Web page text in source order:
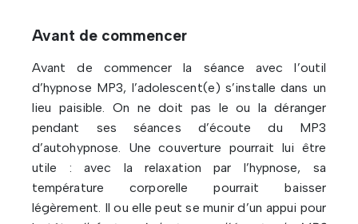
Avant de commencer
Avant de commencer la séance avec l’outil
d’hypnose MP3, l’adolescent(e) s’installe dans un
lieu paisible. On ne doit pas le ou la déranger
pendant ses séances d’écoute du MP3
d’autohypnose. Une couverture pourrait lui être
utile : avec la relaxation par l’hypnose, sa
température corporelle pourrait baisser
légèrement. Il ou elle peut se munir d’un appui pour